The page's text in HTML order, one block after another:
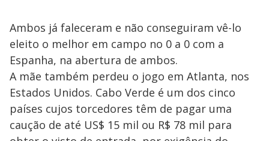
Ambos já faleceram e não conseguiram vê-lo
eleito o melhor em campo no 0 a 0 com a
Espanha, na abertura de ambos.
A mãe também perdeu o jogo em Atlanta, nos
Estados Unidos. Cabo Verde é um dos cinco
países cujos torcedores têm de pagar uma
caução de até US$ 15 mil ou R$ 78 mil para